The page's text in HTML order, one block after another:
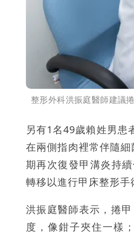
整形外科洪振庭醫師建議
另有1名49歲賴姓男患
在兩側指肉裡常伴隨
期再次復發甲溝炎持
轉移以進行甲床整形手
洪振庭醫師表示，捲
度，像鉗子夾住一樣